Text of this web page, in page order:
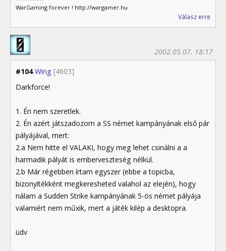
WarGaming forever ! http://wargamer.hu
Válasz erre
#104 Wing [4603]
2002.05.07. 18:17
Darkforce!
1. Én nem szeretlek.
2. Én azért játszadozom a SS német kampányának első pár
pályájával, mert:
2.a Nem hitte el VALAKI, hogy meg lehet csinálni a a
harmadik pályát is emberveszteség nélkül.
2.b Már régebben írtam egyszer (ebbe a topicba,
bizonyítékként megkeresheted valahol az elején), hogy
nálam a Sudden Strike kampányának 5-ös német pályája
valamiért nem műxik, mert a játék kilép a desktopra.
üdv